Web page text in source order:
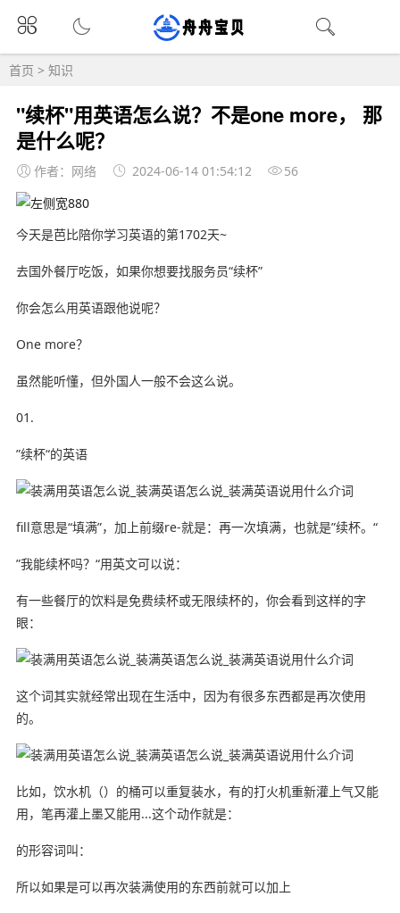
首页 > 知识
"续杯"用英语怎么说？不是one more， 那
是什么呢？
作者：网络 2024-06-14 01:54:12 56
今天是芭比陪你学习英语的第1702天~
去国外餐厅吃饭，如果你想要找服务员“续杯”
你会怎么用英语跟他说呢？
One more？
虽然能听懂，但外国人一般不会这么说。
01.
”续杯“的英语
fill意思是“填满”，加上前缀re-就是：再一次填满，也就是”续杯。“
”我能续杯吗？“用英文可以说：
有一些餐厅的饮料是免费续杯或无限续杯的，你会看到这样的字
眼：
这个词其实就经常出现在生活中，因为有很多东西都是再次使用
的。
比如，饮水机（）的桶可以重复装水，有的打火机重新灌上气又能
用，笔再灌上墨又能用...这个动作就是：
的形容词叫：
所以如果是可以再次装满使用的东西前就可以加上